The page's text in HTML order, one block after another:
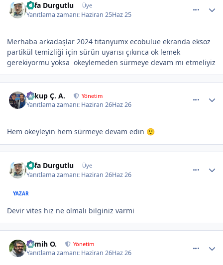
Sefa Durgutlu Üye
Yanıtlama zamanı: Haziran 25Haz 25
Merhaba arkadaşlar 2024 titanyumx ecobulue ekranda eksoz
partikül temizliği için sürün uyarısı çıkınca ok lemek
gerekiyormu yoksa okeylemeden sürmeye devam mı etmeliyiz
Yakup Ç. A. Yönetim
Yanıtlama zamanı: Haziran 26Haz 26
Hem okeyleyin hem sürmeye devam edin 🙂
Sefa Durgutlu Üye
Yanıtlama zamanı: Haziran 26Haz 26
YAZAR
Devir vites hız ne olmalı bilginiz varmi
Semih O. Yönetim
Yanıtlama zamanı: Haziran 26Haz 26